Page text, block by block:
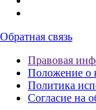
Обратная связь
Правовая
Положение о
Политика
Согласие на